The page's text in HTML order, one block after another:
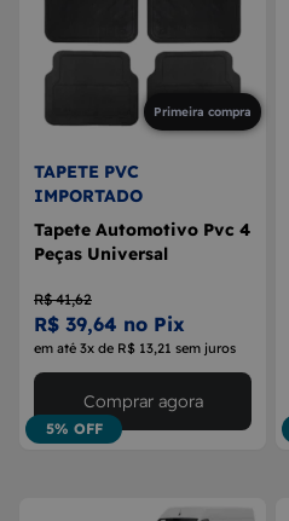
9 BOLA DE CÂMBIO
MÁQUINA DE VIDRO
Primeira compra
TAPETE PVC
IMPORTADO
Tapete Automotivo Pvc 4
Peças Universal
R$ 41,62
R$ 39,64 no Pix
em até 3x de R$ 13,21 sem juros
5% OFF
Comprar agora